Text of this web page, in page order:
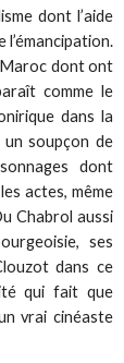
dont l’aide
Maroc dont ont
comme le
dans la
soupçon de
dont
actes, même
Chabrol aussi
ses
dans ce
qui fait que
vrai cinéaste